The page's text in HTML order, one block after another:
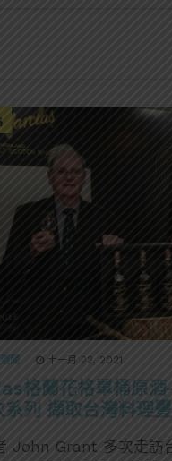
聞 十一月 22, 2021
格蘭花格單桶原
系列 擷取台灣料理
John Grant 多次走訪